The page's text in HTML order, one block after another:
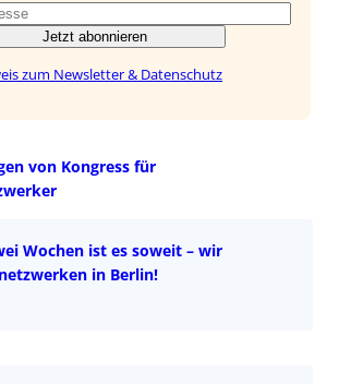
Jetzt abonnieren
zum Newsletter & Datenschutz
von Kongress für
Wochen ist es soweit – wir
in Berlin!